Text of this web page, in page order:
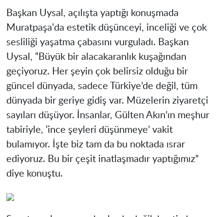
Başkan Uysal, açılışta yaptığı konuşmada
Muratpaşa'da estetik düşünceyi, inceliği ve çok
sesliliği yaşatma çabasını vurguladı. Başkan
Uysal, “Büyük bir alacakaranlık kuşağından
geçiyoruz. Her şeyin çok belirsiz olduğu bir
güncel dünyada, sadece Türkiye’de değil, tüm
dünyada bir geriye gidiş var. Müzelerin ziyaretçi
sayıları düşüyor. İnsanlar, Gülten Akın’ın meşhur
tabiriyle, ‘ince şeyleri düşünmeye’ vakit
bulamıyor. İşte biz tam da bu noktada ısrar
ediyoruz. Bu bir çeşit inatlaşmadır yaptığımız”
diye konuştu.